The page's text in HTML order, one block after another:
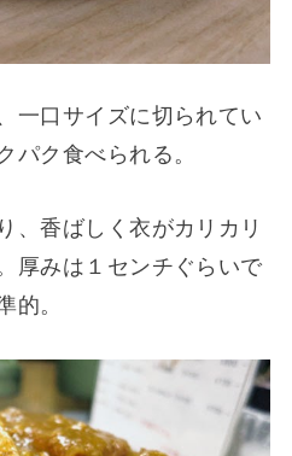
一口サイズに切られてい
パク食べられる。
、香ばしく衣がカリカリ
厚みは１センチぐらいで
的。